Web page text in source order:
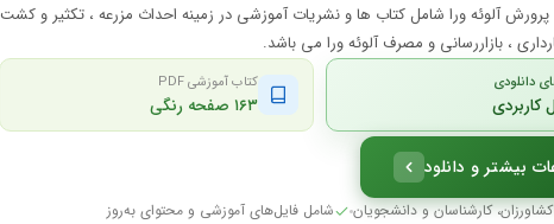
آلوئه ورا شامل کتاب ها و نشریات آموزشی در زمینه احداث مزرعه ، تکثیر و کشت
، بازاررسانی و مصرف آلوئه ورا می باشد.
دانلودی کتاب آموزشی PDF
۱۶۳ صفحه رنگی
بیشتر و دانلود
کارشناسان و دانشجویان شامل فایل‌های آموزشی و محتوای به‌روز